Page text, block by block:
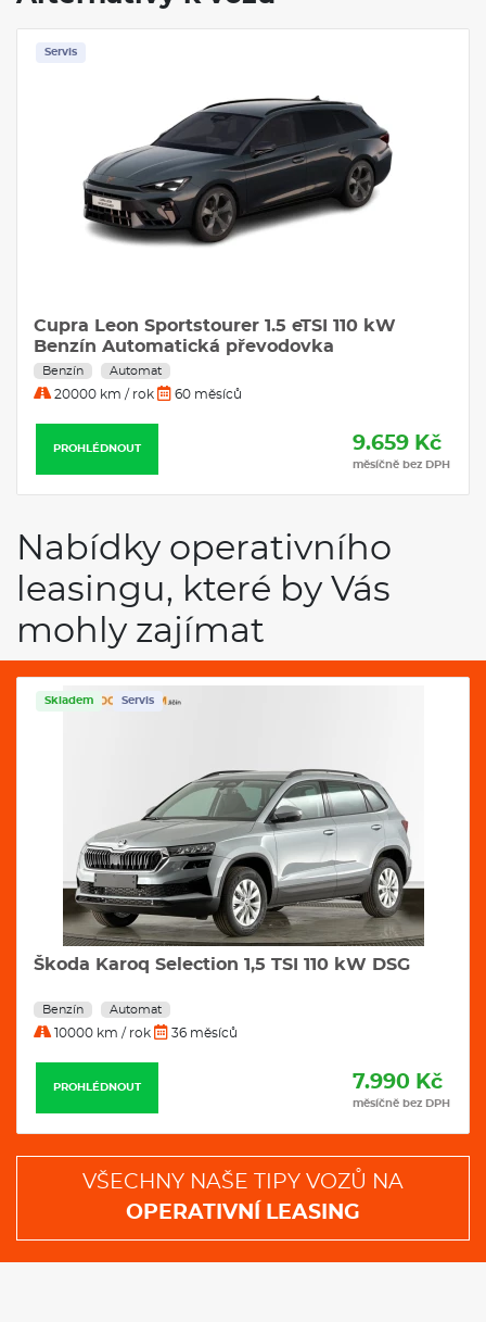
Servis
Cupra Leon Sportstourer 1.5 eTSI 110 kW
Benzín Automatická převodovka
Benzín Automat
20000 km / rok 60 měsíců
PROHLÉDNOUT 9.659 Kč
měsíčně bez DPH
Nabídky operativního
leasingu, které by Vás
mohly zajímat
Skladem Servis
Škoda Karoq Selection 1,5 TSI 110 kW DSG
Benzín Automat
10000 km / rok 36 měsíců
PROHLÉDNOUT 7.990 Kč
měsíčně bez DPH
VŠECHNY NAŠE TIPY VOZŮ NA
OPERATIVNÍ LEASING